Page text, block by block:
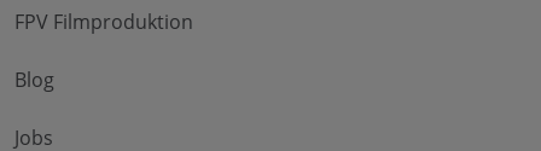
FPV Filmproduktion
Blog
Jobs